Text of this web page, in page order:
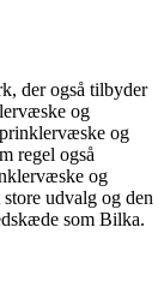
der også tilbyder
og
og
regel også
og
udvalg og den
som Bilka.